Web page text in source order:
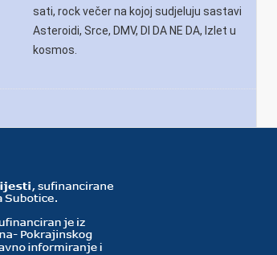
sati, rock večer na kojoj sudjeluju sastavi
Asteroidi, Srce, DMV, DI DA NE DA, Izlet u
kosmos.